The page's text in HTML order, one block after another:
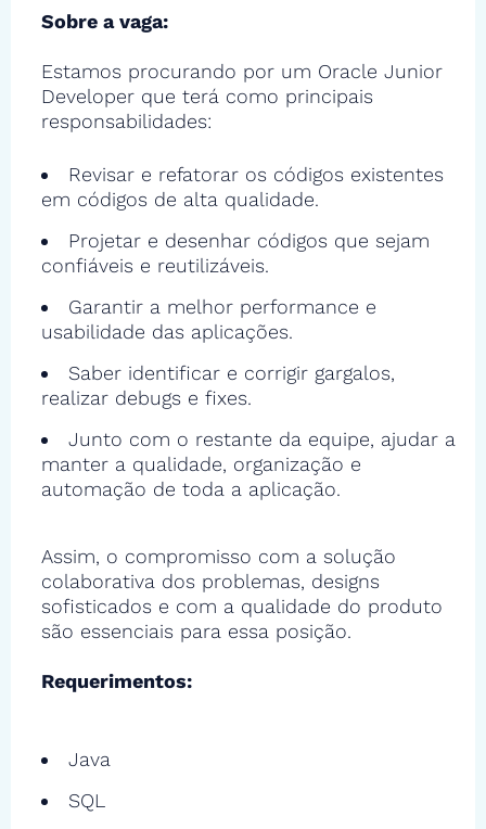
Sobre a vaga:
Estamos procurando por um Oracle Junior
Developer que terá como principais
responsabilidades:
Revisar e refatorar os códigos existentes
em códigos de alta qualidade.
Projetar e desenhar códigos que sejam
confiáveis e reutilizáveis.
Garantir a melhor performance e
usabilidade das aplicações.
Saber identificar e corrigir gargalos,
realizar debugs e fixes.
Junto com o restante da equipe, ajudar a
manter a qualidade, organização e
automação de toda a aplicação.
Assim, o compromisso com a solução
colaborativa dos problemas, designs
sofisticados e com a qualidade do produto
são essenciais para essa posição.
Requerimentos:
Java
SQL